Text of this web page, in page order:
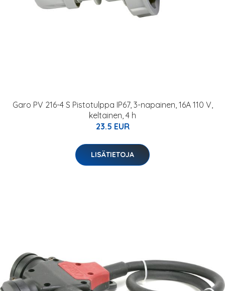
Garo PV 216-4 S Pistotulppa IP67, 3-napainen, 16A 110 V,
keltainen, 4 h
23.5 EUR
LISÄTIETOJA